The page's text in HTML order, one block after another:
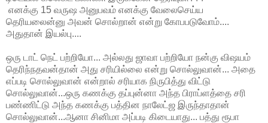
எனக்கு 15 வருஷ அனுபவம் எனக்கு வேலைசெய்ய
தெரியலைன்னு அவன் சொல்றான் என்று கோபபடுவோம்....
அதுதான் இயல்பு....
ஒரு டாட் நெட் பற்றியோ... அல்லது ஜாவா பற்றியோ நன்கு விஷயம்
தெரிந்நதவன்தான் அது சரியில்லை என்று சொல்லுவான்... அதை
எப்படி சொல்லுவான் என்றால் சரியாக நிருபித்து விட்டு
சொல்லுவான்...ஒரு கணக்கு தப்புன்னா அந்த பிராப்ளத்தை சரி
பண்ணிட்டு அந்த கணக்கு பத்தின நாலேட்ஜ இருந்தாதான்
சொல்லுவான்...ஆனா சினிமா அப்படி கிடையாது... பத்து ரூபா